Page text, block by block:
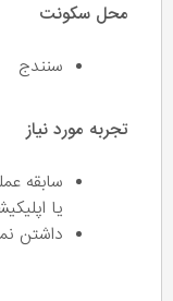
محل سکونت
سنندج
تجربه مورد نیاز
سابقه
یا
داشتن